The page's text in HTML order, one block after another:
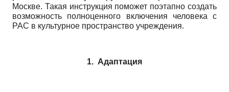
Москве. Такая инструкция поможет поэтапно создать
возможность полноценного включения человека с
РАС в культурное пространство учреждения.
1. Адаптация